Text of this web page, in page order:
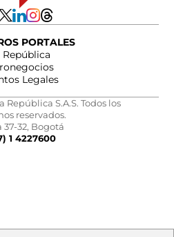
PORTALES
República
Legales
S.A.S. Todos los
reservados.
37-32, Bogotá
1 4227600